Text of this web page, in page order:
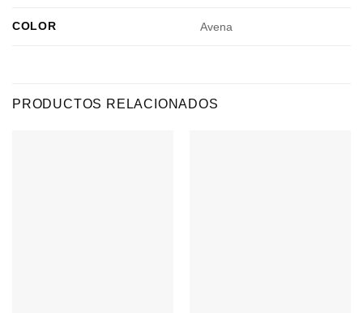
COLOR Avena
PRODUCTOS RELACIONADOS